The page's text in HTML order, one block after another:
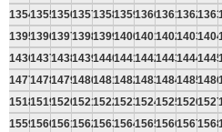
1354135513561357135813591360136113621363
1395139613971398139914001401140214031404
1436143714381439144014411442144314441445
1477147814791480148114821483148414851486
1518151915201521152215231524152515261527
1559156015611562156315641565156615671568